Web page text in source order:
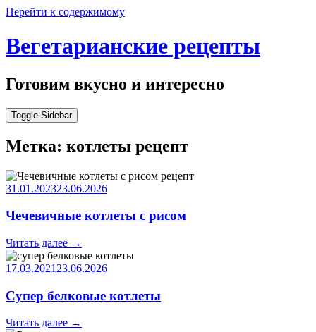
Перейти к содержимому
Вегетарианские рецепты
Готовим вкусно и интересно
Toggle Sidebar
Метка: котлеты рецепт
31.01.202323.06.2026
Чечевичные котлеты с рисом
Читать далее →
17.03.2021 23.06.2026
Супер белковые котлеты
Читать далее →